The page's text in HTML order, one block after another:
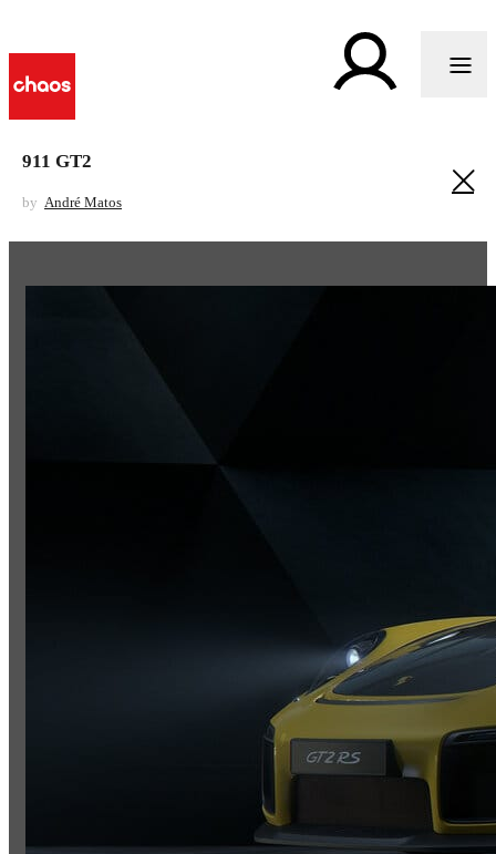
911 GT2
by André Matos